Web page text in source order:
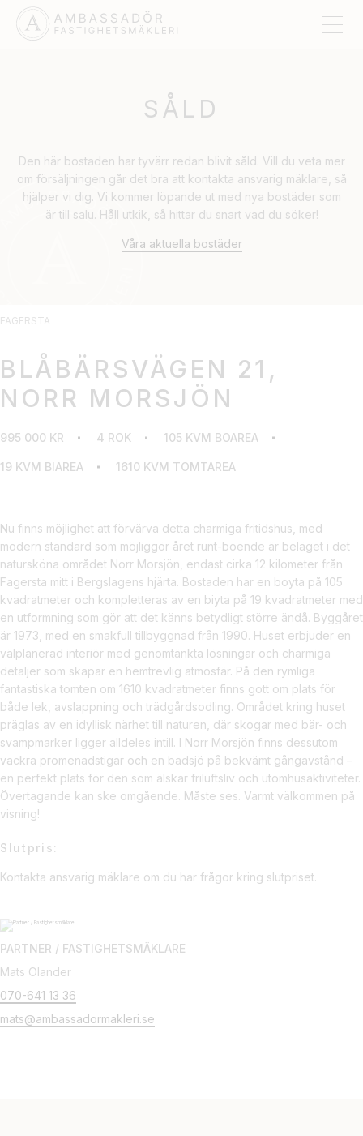
SÅLD
Den här bostaden har tyvärr redan blivit såld. Vill du veta mer
om försäljningen går det bra att kontakta ansvarig mäklare, så
hjälper vi dig. Vi kommer löpande ut med nya bostäder som
är till salu. Håll utkik, så hittar du snart vad du söker!
Våra aktuella bostäder
FAGERSTA
BLÅBÄRSVÄGEN 21,
NORR MORSJÖN
995 000 KR 4 ROK 105 KVM BOAREA
19 KVM BIAREA 1610 KVM TOMTAREA
Nu finns möjlighet att förvärva detta charmiga fritidshus, med
modern standard som möjliggör året runt-boende är beläget i det
natursköna området Norr Morsjön, endast cirka 12 kilometer från
Fagersta mitt i Bergslagens hjärta. Bostaden har en boyta på 105
kvadratmeter och kompletteras av en biyta på 19 kvadratmeter med
en utformning som gör att det känns betydligt större ändå. Byggåret
är 1973, med en smakfull tillbyggnad från 1990. Huset erbjuder en
välplanerad interiör med genomtänkta lösningar och charmiga
detaljer som skapar en hemtrevlig atmosfär. På den rymliga
fantastiska tomten om 1610 kvadratmeter finns gott om plats för
både lek, avslappning och trädgårdsodling. Området kring huset
präglas av en idyllisk närhet till naturen, där skogar med bär- och
svampmarker ligger alldeles intill. I Norr Morsjön finns dessutom
vackra promenadstigar och en badsjö på bekvämt gångavstånd –
en perfekt plats för den som älskar friluftsliv och utomhusaktiviteter.
Övertagande kan ske omgående. Måste ses. Varmt välkommen på
visning!
Slutpris:
Kontakta ansvarig mäklare om du har frågor kring slutpriset.
PARTNER / FASTIGHETSMÄKLARE
Mats Olander
070-641 13 36
mats@ambassadormakleri.se